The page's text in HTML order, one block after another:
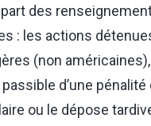
des
: les actions
(non
d’une pénalité
ou le dépose